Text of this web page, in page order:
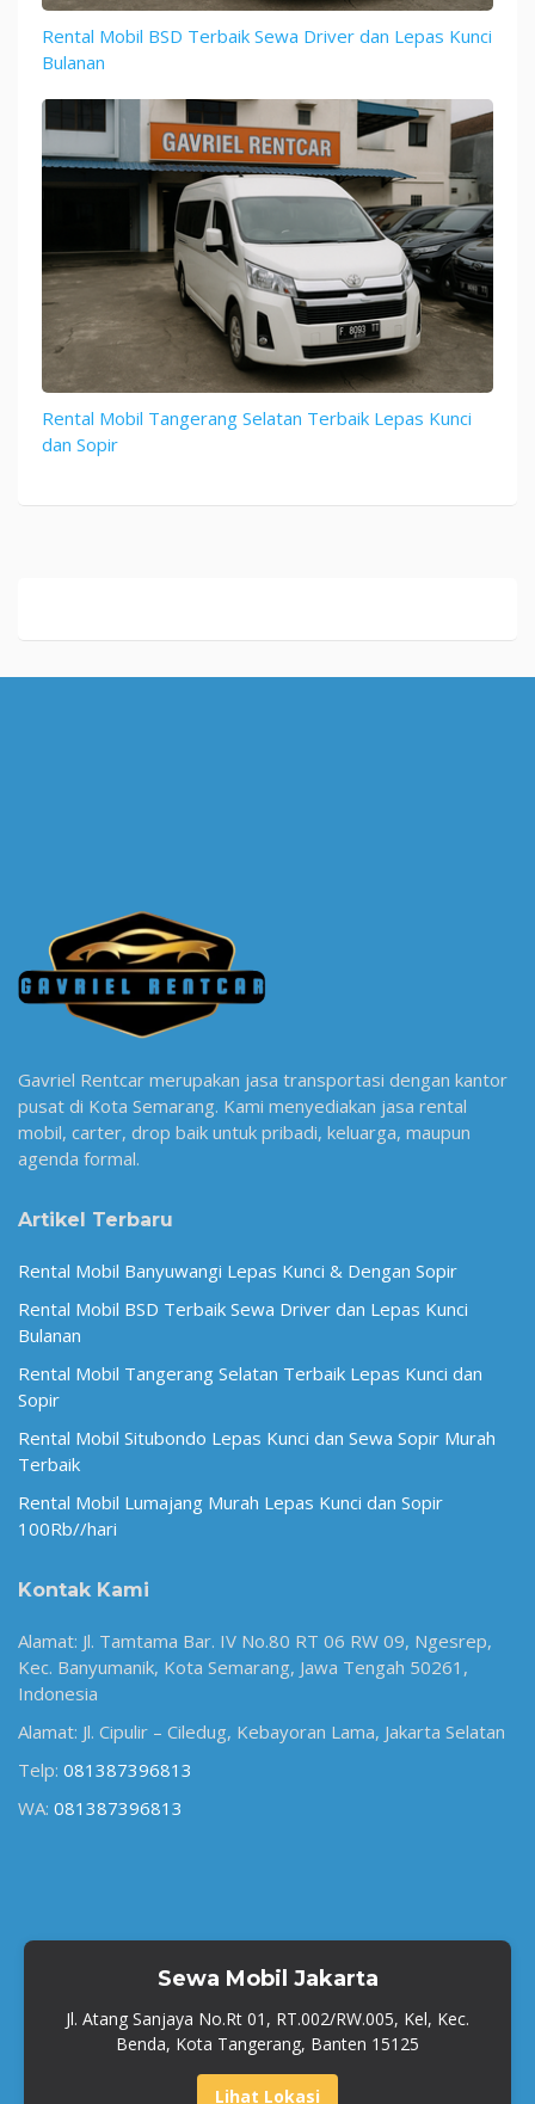
Rental Mobil BSD Terbaik Sewa Driver dan Lepas Kunci
Bulanan
Rental Mobil Tangerang Selatan Terbaik Lepas Kunci
dan Sopir
Gavriel Rentcar merupakan jasa transportasi dengan kantor
pusat di Kota Semarang. Kami menyediakan jasa rental
mobil, carter, drop baik untuk pribadi, keluarga, maupun
agenda formal.
Artikel Terbaru
Rental Mobil Banyuwangi Lepas Kunci & Dengan Sopir
Rental Mobil BSD Terbaik Sewa Driver dan Lepas Kunci
Bulanan
Rental Mobil Tangerang Selatan Terbaik Lepas Kunci dan
Sopir
Rental Mobil Situbondo Lepas Kunci dan Sewa Sopir Murah
Terbaik
Rental Mobil Lumajang Murah Lepas Kunci dan Sopir
100Rb//hari
Kontak Kami
Alamat: Jl. Tamtama Bar. IV No.80 RT 06 RW 09, Ngesrep,
Kec. Banyumanik, Kota Semarang, Jawa Tengah 50261,
Indonesia
Alamat: Jl. Cipulir – Ciledug, Kebayoran Lama, Jakarta Selatan
Telp: 081387396813
WA: 081387396813
Sewa Mobil Jakarta
Jl. Atang Sanjaya No.Rt 01, RT.002/RW.005, Kel, Kec.
Benda, Kota Tangerang, Banten 15125
Lihat Lokasi